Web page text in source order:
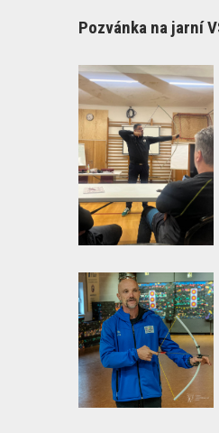
Pozvánka na jarní